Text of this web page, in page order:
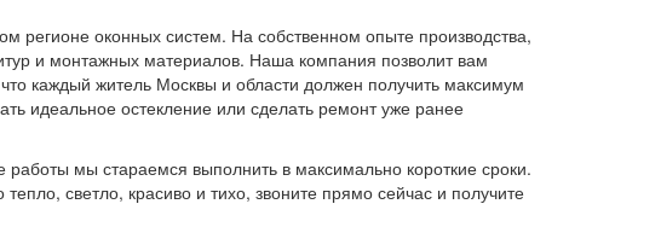
регионе оконных систем. На собственном опыте производства,
и монтажных материалов. Наша компания позволит вам
каждый житель Москвы и области должен получить максимум
идеальное остекление или сделать ремонт уже ранее
мы стараемся выполнить в максимально короткие сроки.
светло, красиво и тихо, звоните прямо сейчас и получите